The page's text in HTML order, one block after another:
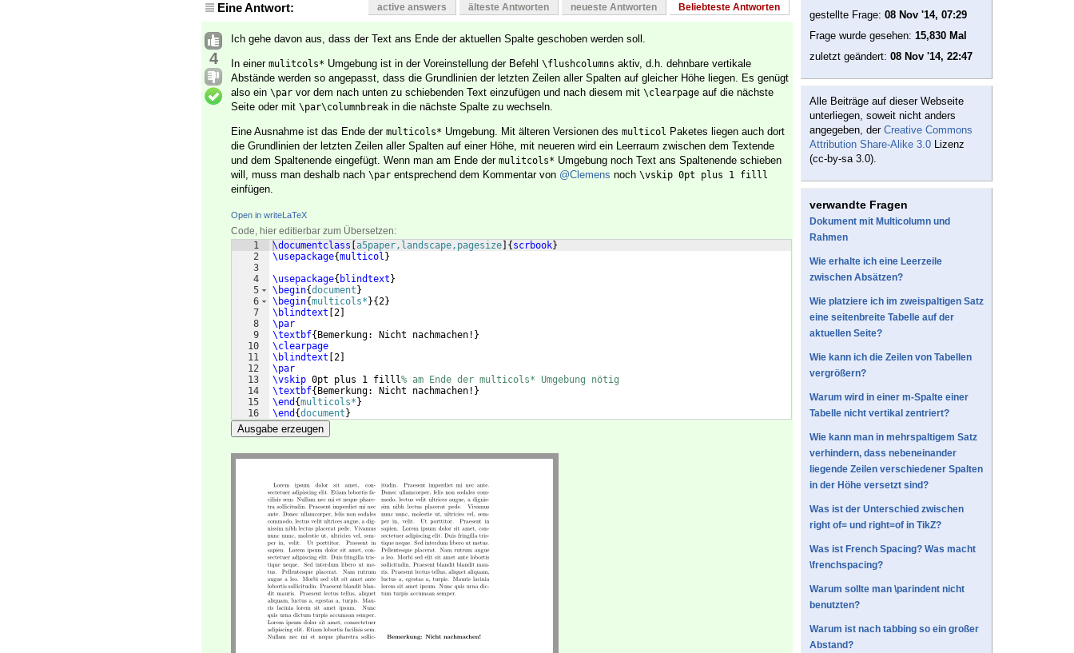
Eine Antwort: active answers älteste Antworten neueste Antworten Beliebteste Antworten
4
Ich gehe davon aus, dass der Text ans Ende der aktuellen Spalte geschoben werden soll.
In einer mulitcols* Umgebung ist in der Voreinstellung der Befehl \flushcolumns aktiv, d.h. dehnbare vertikale
Abstände werden so angepasst, dass die Grundlinien der letzten Zeilen aller Spalten auf gleicher Höhe liegen. Es genügt
also ein \par vor dem nach unten zu schiebenden Text einzufügen und nach diesem mit \clearpage auf die nächste
Seite oder mit \par\columnbreak in die nächste Spalte zu wechseln.
Eine Ausnahme ist das Ende der multicols* Umgebung. Mit älteren Versionen des multicol Paketes liegen auch dort
die Grundlinien der letzten Zeilen aller Spalten auf einer Höhe, mit neueren wird ein Leerraum zwischen dem Textende
und dem Spaltenende eingefügt. Wenn man am Ende der mulitcols* Umgebung noch Text ans Spaltenende schieben
will, muss man deshalb nach \par entsprechend dem Kommentar von @Clemens noch \vskip 0pt plus 1 filll
einfügen.
Open in writeLaTeX
Code, hier editierbar zum Übersetzen:
1
2
3
4
5
6
7
8
9
10
11
12
13
14
15
16
\documentclass a5paper,landscape,pagesize { scrbook}
\usepackage{multicol }
\usepackage{ blindtext }
\begin{document }
\begin{multicols* }{2}
\blindtext 2
\par
\textbf{ Bemerkung: Nicht nachmachen! }
\clearpage
\blindtext 2
\par
\vskip 0pt plus 1 filll% am Ende der multicols* Umgebung nötig
\textbf{ Bemerkung: Nicht nachmachen! }
\end {multicols* }
\end {document }
Ausgabe erzeugen
gestellte Frage: 08 Nov '14, 07:29
Frage wurde gesehen: 15,830 Mal
zuletzt geändert: 08 Nov '14, 22:47
Alle Beiträge auf dieser Webseite
unterliegen, soweit nicht anders
angegeben, der Creative Commons
Attribution Share-Alike 3.0 Lizenz
(cc-by-sa 3.0).
verwandte Fragen
Dokument mit Multicolumn und
Rahmen
Wie erhalte ich eine Leerzeile
zwischen Absätzen?
Wie platziere ich im zweispaltigen Satz
eine seitenbreite Tabelle auf der
aktuellen Seite?
Wie kann ich die Zeilen von Tabellen
vergrößern?
Warum wird in einer m-Spalte einer
Tabelle nicht vertikal zentriert?
Wie kann man in mehrspaltigem Satz
verhindern, dass nebeneinander
liegende Zeilen verschiedener Spalten
in der Höhe versetzt sind?
Was ist der Unterschied zwischen
right of= und right=of in TikZ?
Was ist French Spacing? Was macht
\frenchspacing?
Warum sollte man \parindent nicht
benutzten?
Warum ist nach tabbing so ein großer
Abstand?